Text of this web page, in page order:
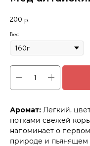
200 р.
Вес
Аромат: Легкий,
нотками свежей
напоминает о
природе и пьянящем